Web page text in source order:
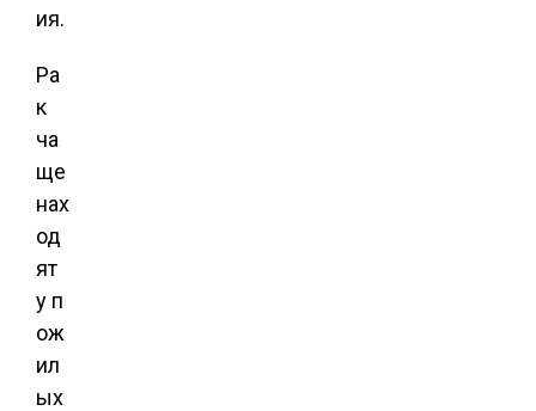
ия.
Ра
к
ча
ще
нах
од
ят
у п
ож
ил
ых